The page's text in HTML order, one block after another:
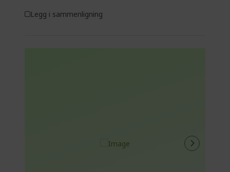
Legg i sammenligning